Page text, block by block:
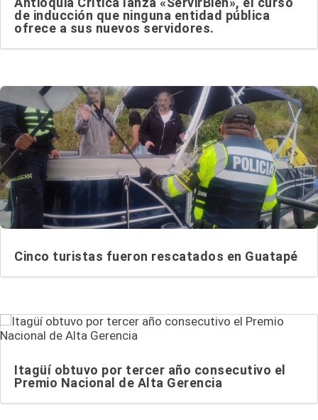
de inducción que ninguna entidad pública
ofrece a sus nuevos servidores.
Cinco turistas fueron rescatados en Guatapé
Itagüí obtuvo por tercer año consecutivo el
Premio Nacional de Alta Gerencia